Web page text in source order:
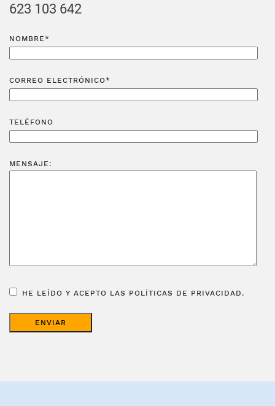
623 103 642
NOMBRE*
CORREO ELECTRÓNICO*
TELÉFONO
MENSAJE:
HE LEÍDO Y ACEPTO LAS POLÍTICAS DE PRIVACIDAD.